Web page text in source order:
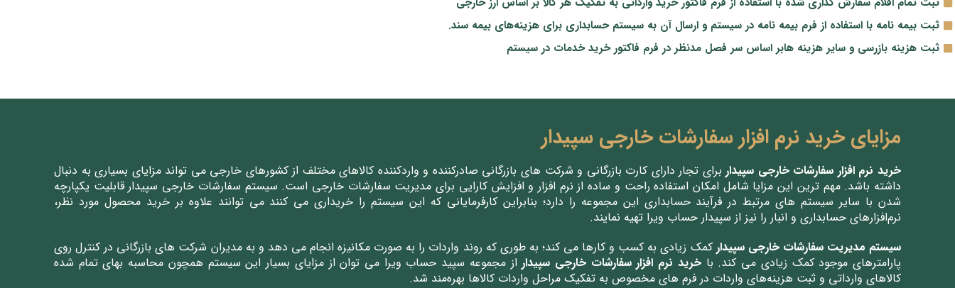
ثبت بیمه نامه با استفاده از فرم بیمه نامه در سیستم و ارسال آن به سیستم حسابداری برای هزینه‌های بیمه سند.
ثبت هزینه بازرسی و سایر هزینه هابر اساس سر فصل مدنظر در فرم فاکتور خرید خدمات در سیستم
مزایای خرید نرم افزار سفارشات خارجی سپیدار
خرید نرم افزار سفارشات خارجی سپیداربرای تجار دارای کارت بازرگانی و شرکت های بازرگانی صادرکننده و واردکننده کالاهای مختلف از کشورهای خارجی می تواند مزایای بسیاری به دنبال
داشته باشد. مهم ترین این مزایا شامل امکان استفاده راحت و ساده از نرم افزار و افزایش کارایی برای مدیریت سفارشات خارجی است. سیستم سفارشات خارجی سپیدار قابلیت یکپارچه
شدن با سایر سیستم‌ های مرتبط در فرآیند حسابداری این مجموعه را دارد؛ بنابراین کارفرمایانی که این سیستم را خریداری می ‌کنند می توانند علاوه بر خرید محصول مورد نظر،
نرم‌افزارهای حسابداری و انبار را نیز از سپیدار حساب ویرا تهیه نمایند.
سیستم مدیریت سفارشات خارجی سپیدار کمک زیادی به کسب و کارها می کند؛ به طوری که روند واردات را به صورت مکانیزه انجام می دهد و به مدیران شرکت های بازرگانی در کنترل روی
پارامترهای موجود کمک زیادی می کند. باخرید نرم افزار سفارشات خارجی سپیداراز مجموعه سپید حساب ویرا می توان از مزایای بسیار این سیستم همچون محاسبه بهای تمام شده
کالاهای وارداتی و ثبت هزینه‌های واردات در فرم های مخصوص به تفکیک مراحل واردات کالاها بهره‌مند شد.